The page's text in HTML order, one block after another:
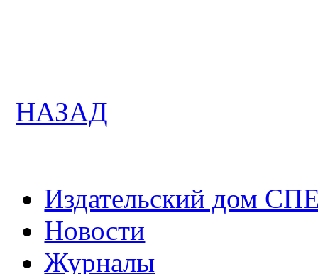
НАЗАД
Издательский дом
Новости
Журналы